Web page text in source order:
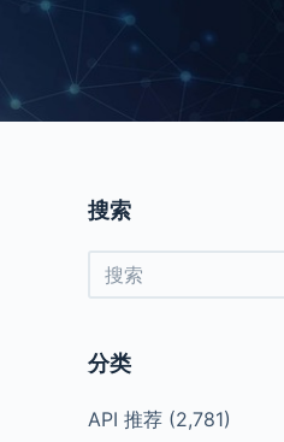
搜索
分类
API 推荐(2,781)